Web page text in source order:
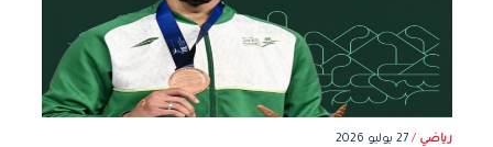
رياضي /27 يوليو 2026